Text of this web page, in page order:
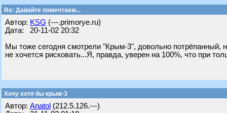
Re: Давайте помечтаем...
Автор: KSG (---.primorye.ru)
Дата: 20-11-02 20:32
Мы тоже сегодня смотрели "Крым-3", довольно потрёпанный,
не хочется рисковать...Я, правда, уверен на 100%, что при
Хочу хотя бы крым-3
Автор: Anatol (212.5.126.---)